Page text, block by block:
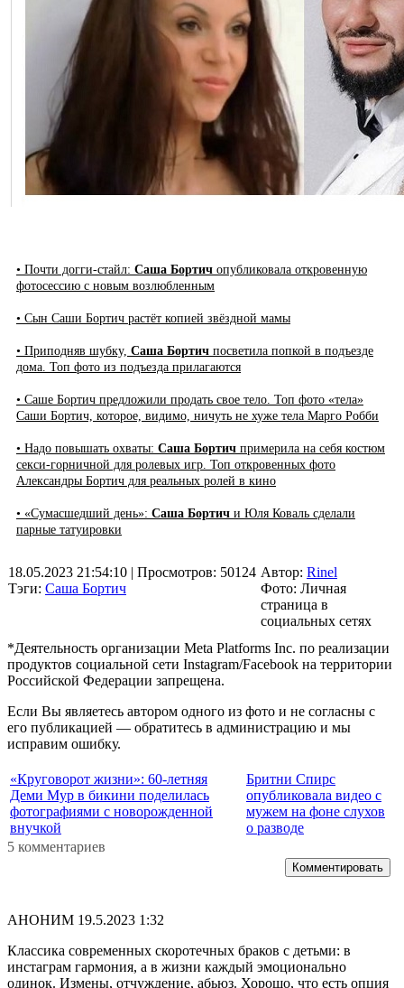
• Почти догги-стайл: Саша Бортич опубликовала откровенную
фотосессию с новым возлюбленным
• Сын Саши Бортич растёт копией звёздной мамы
• Приподняв шубку, Саша Бортич посветила попкой в подъезде
дома. Топ фото из подъезда прилагаются
• Саше Бортич предложили продать свое тело. Топ фото «тела»
Саши Бортич, которое, видимо, ничуть не хуже тела Марго Робби
• Надо повышать охваты: Саша Бортич примерила на себя костюм
секси-горничной для ролевых игр. Топ откровенных фото
Александры Бортич для реальных ролей в кино
• «Сумасшедший день»: Саша Бортич и Юля Коваль сделали
парные татуировки
18.05.2023 21:54:10 | Просмотров: 50124
Тэги: Саша Бортич
Автор: Rinel
Фото: Личная
страница в
социальных сетях
*Деятельность организации Meta Platforms Inc. по реализации
продуктов социальной сети Instagram/Facebook на территории
Российской Федерации запрещена.
Если Вы являетесь автором одного из фото и не согласны с
его публикацией — обратитесь в администрацию и мы
исправим ошибку.
«Круговорот жизни»: 60-летняя
Деми Мур в бикини поделилась
фотографиями с новорожденной
внучкой
Бритни Спирс
опубликовала видео с
мужем на фоне слухов
о разводе
5 комментариев
Комментировать
АНОНИМ 19.5.2023 1:32
Классика современных скоротечных браков с детьми: в
инстаграм гармония, а в жизни каждый эмоционально
одинок. Измены, отчуждение, абьюз. Хорошо, что есть опция